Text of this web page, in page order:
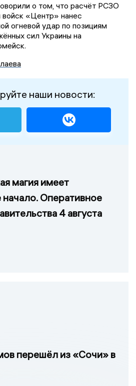
о том, что расчёт РСЗО
войск «Центр» нанес
огневой удар по позициям
сил Украины на
наши новости:
магия имеет
Оперативное
4 августа
перешёл из «Сочи» в